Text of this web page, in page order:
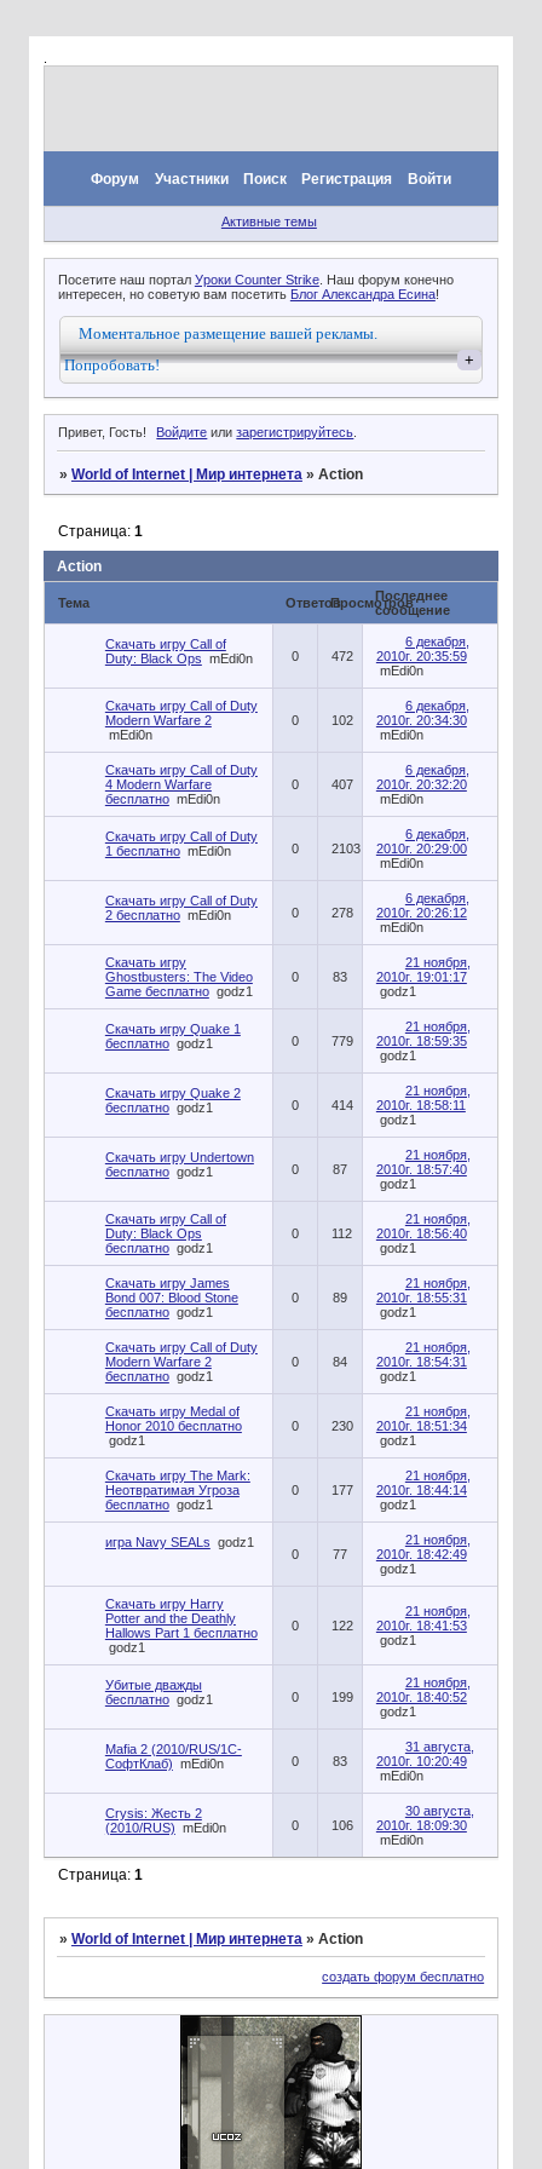
Форум Участники Поиск Регистрация Войти
Активные темы
Посетите наш портал Уроки Counter Strike. Наш форум конечно
интересен, но советую вам посетить Блог Александра Есина!
Моментальное размещение вашей рекламы.
Попробовать!
+
Привет, Гость! Войдите илизарегистрируйтесь.
» World of Internet | Мир интернета » Action
Action
Страница: 1
Тема ОтветовПросмотровПоследнее
сообщение
Скачать игру Call of
Duty: Black Ops mEdi0n 0 472
6 декабря,
2010г. 20:35:59
mEdi0n
Скачать игру Call of Duty
Modern Warfare 2
mEdi0n
0 102
6 декабря,
2010г. 20:34:30
mEdi0n
Скачать игру Call of Duty
4 Modern Warfare
бесплатно mEdi0n
0 407
6 декабря,
2010г. 20:32:20
mEdi0n
Скачать игру Call of Duty
1 бесплатно mEdi0n 0 2103
6 декабря,
2010г. 20:29:00
mEdi0n
Скачать игру Call of Duty
2 бесплатно mEdi0n 0 278
6 декабря,
2010г. 20:26:12
mEdi0n
Скачать игру
Ghostbusters: The Video
Game бесплатно godz1
0 83
21 ноября,
2010г. 19:01:17
godz1
Скачать игру Quake 1
бесплатно godz1 0 779
21 ноября,
2010г. 18:59:35
godz1
Скачать игру Quake 2
бесплатно godz1 0 414
21 ноября,
2010г. 18:58:11
godz1
Скачать игру Undertown
бесплатно godz1 0 87
21 ноября,
2010г. 18:57:40
godz1
Скачать игру Call of
Duty: Black Ops
бесплатно godz1
0 112
21 ноября,
2010г. 18:56:40
godz1
Скачать игру James
Bond 007: Blood Stone
бесплатно godz1
0 89
21 ноября,
2010г. 18:55:31
godz1
Скачать игру Call of Duty
Modern Warfare 2
бесплатно godz1
0 84
21 ноября,
2010г. 18:54:31
godz1
Скачать игру Medal of
Honor 2010 бесплатно
godz1
0 230
21 ноября,
2010г. 18:51:34
godz1
Скачать игру The Mark:
Неотвратимая Угроза
бесплатно godz1
0 177
21 ноября,
2010г. 18:44:14
godz1
игра Navy SEALs godz1
0
77
21 ноября,
2010г. 18:42:49
godz1
Скачать игру Harry
Potter and the Deathly
Hallows Part 1 бесплатно
godz1
0 122
21 ноября,
2010г. 18:41:53
godz1
Убитые дважды
бесплатно godz1 0 199
21 ноября,
2010г. 18:40:52
godz1
Mafia 2 (2010/RUS/1C-
СофтКлаб) mEdi0n 0 83
31 августа,
2010г. 10:20:49
mEdi0n
Crysis: Жесть 2
(2010/RUS) mEdi0n 0 106
30 августа,
2010г. 18:09:30
mEdi0n
Страница: 1
» World of Internet | Мир интернета » Action
создать форум бесплатно